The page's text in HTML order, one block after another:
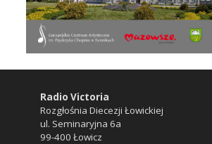
Radio Victoria
Rozgłośnia Diecezji Łowickiej
ul. Seminaryjna 6a
99-400 Łowicz